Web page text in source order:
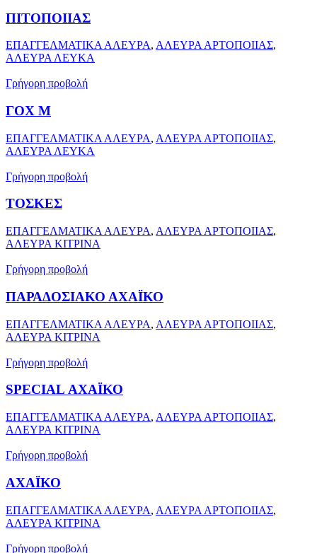
ΠΙΤΟΠΟΙΙΑΣ
ΕΠΑΓΓΕΛΜΑΤΙΚΑ ΑΛΕΥΡΑ, ΑΛΕΥΡΑ ΑΡΤΟΠΟΙΙΑΣ,
ΑΛΕΥΡΑ ΛΕΥΚΑ
Γρήγορη προβολή
ΓΟΧ Μ
ΕΠΑΓΓΕΛΜΑΤΙΚΑ ΑΛΕΥΡΑ, ΑΛΕΥΡΑ ΑΡΤΟΠΟΙΙΑΣ,
ΑΛΕΥΡΑ ΛΕΥΚΑ
Γρήγορη προβολή
ΤΟΣΚΕΣ
ΕΠΑΓΓΕΛΜΑΤΙΚΑ ΑΛΕΥΡΑ, ΑΛΕΥΡΑ ΑΡΤΟΠΟΙΙΑΣ,
ΑΛΕΥΡΑ ΚΙΤΡΙΝΑ
Γρήγορη προβολή
ΠΑΡΑΔΟΣΙΑΚΟ ΑΧΑΪΚΟ
ΕΠΑΓΓΕΛΜΑΤΙΚΑ ΑΛΕΥΡΑ, ΑΛΕΥΡΑ ΑΡΤΟΠΟΙΙΑΣ,
ΑΛΕΥΡΑ ΚΙΤΡΙΝΑ
Γρήγορη προβολή
SPECIAL ΑΧΑΪΚΟ
ΕΠΑΓΓΕΛΜΑΤΙΚΑ ΑΛΕΥΡΑ, ΑΛΕΥΡΑ ΑΡΤΟΠΟΙΙΑΣ,
ΑΛΕΥΡΑ ΚΙΤΡΙΝΑ
Γρήγορη προβολή
ΑΧΑΪΚΟ
ΕΠΑΓΓΕΛΜΑΤΙΚΑ ΑΛΕΥΡΑ, ΑΛΕΥΡΑ ΑΡΤΟΠΟΙΙΑΣ,
ΑΛΕΥΡΑ ΚΙΤΡΙΝΑ
Γρήγορη προβολή